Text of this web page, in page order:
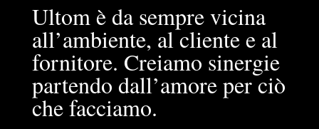
Ultom è da sempre vicina
all’ambiente, al cliente e al
fornitore. Creiamo sinergie
partendo dall’amore per ciò
che facciamo.